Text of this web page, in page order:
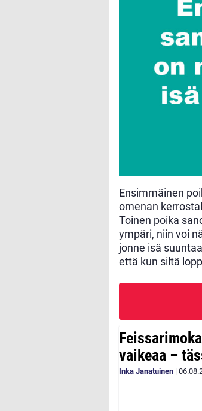
Ensimmäinen
omenan
Toinen poika
ympäri, niin voi
jonne isä
että kun siltä
vaikeaa –
Inka Janatuinen |